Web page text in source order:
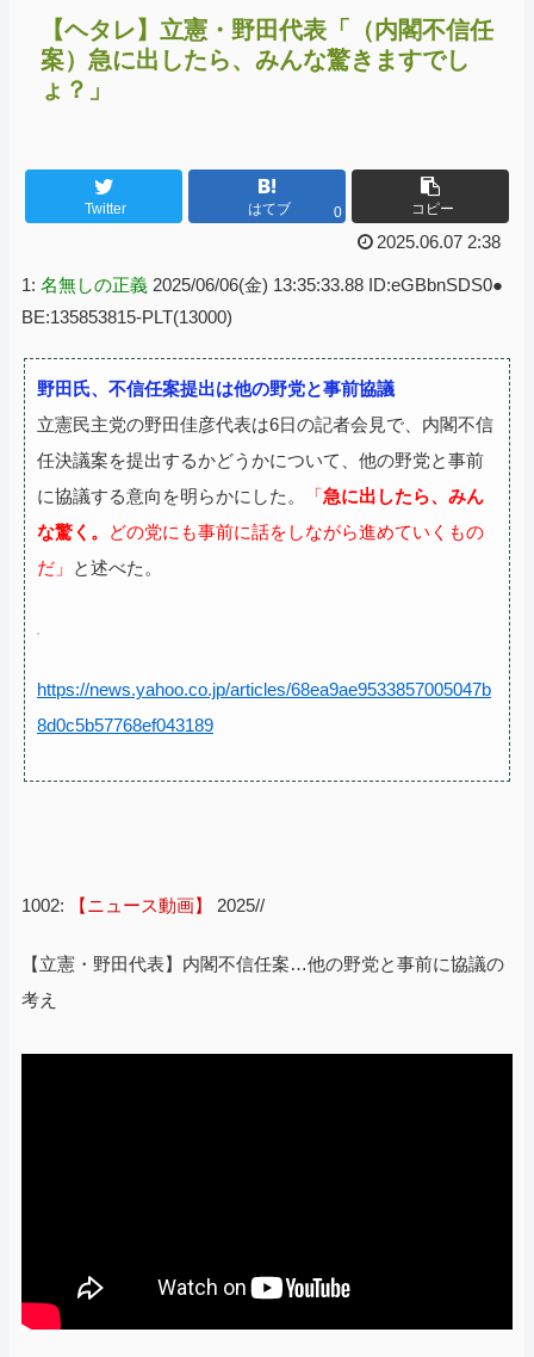
【ヘタレ】立憲・野田代表「（内閣不信任
案）急に出したら、みんな驚きますでし
ょ？」
Twitter はてブ 0 コピー
2025.06.07 2:38
1: 名無しの正義 2025/06/06(金) 13:35:33.88 ID:eGBbnSDS0●
BE:135853815-PLT(13000)
野田氏、不信任案提出は他の野党と事前協議
立憲民主党の野田佳彦代表は6日の記者会見で、内閣不信
任決議案を提出するかどうかについて、他の野党と事前
に協議する意向を明らかにした。
「急に出したら、みん
な驚く。
どの党にも事前に話をしながら進めていくもの
だ」
と述べた。
https://news.yahoo.co.jp/articles/68ea9ae9533857005047b
8d0c5b57768ef043189
1002: 【ニュース動画】 2025//
【立憲・野田代表】内閣不信任案…他の野党と事前に協議の
考え